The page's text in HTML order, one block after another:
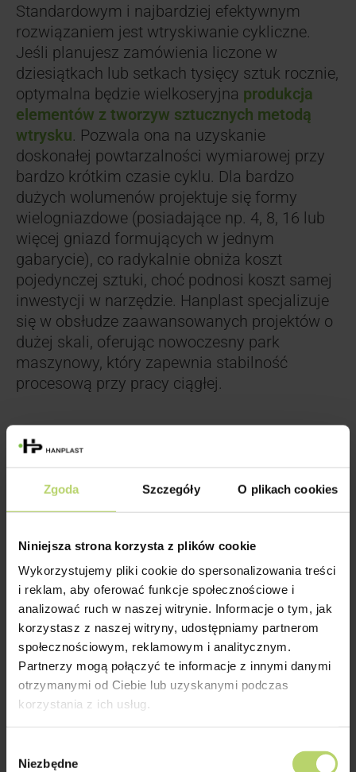
Zgoda Szczegóły O plikach cookies
Niniejsza strona korzysta z plików cookie
Wykorzystujemy pliki cookie do spersonalizowania treści
i reklam, aby oferować funkcje społecznościowe i
analizować ruch w naszej witrynie. Informacje o tym, jak
korzystasz z naszej witryny, udostępniamy partnerom
społecznościowym, reklamowym i analitycznym.
Partnerzy mogą połączyć te informacje z innymi danymi
otrzymanymi od Ciebie lub uzyskanymi podczas
korzystania z ich usług.
zgody
Niezbędne
Standardowym i najbardziej efektywnym
rozwiązaniem jest wtryskiwanie cykliczne.
Jeśli planujesz zamówienia liczone w
dziesiątkach lub setkach tysięcy sztuk rocznie,
optymalna będzie wielkoseryjna produkcja
elementów z tworzyw sztucznych metodą
wtrysku. Pozwala ona na uzyskanie
doskonałej powtarzalności wymiarowej przy
bardzo krótkim czasie cyklu. Dla bardzo
dużych wolumenów projektuje się formy
wielogniazdowe (posiadające np. 4, 8, 16 lub
więcej gniazd formujących w jednym
gabarycie), co radykalnie obniża koszt
pojedynczej sztuki, choć podnosi koszt samej
inwestycji w narzędzie. Hanplast specjalizuje
się w obsłudze zaawansowanych projektów o
dużej skali, oferując nowoczesny park
maszynowy, który zapewnia stabilność
procesową przy pracy ciągłej.
Budżet i podział kosztów:
CAPEX vs OPEX
Zrozumienie struktury kosztów w
przetwórstwie tworzyw pozwala na lepsze
zarządzanie budżetem przedsiębiorstwa.
Proces finansowy dzieli się na dwie główne
fazy:
Koszty uruchomienia Koszty produkcyjne